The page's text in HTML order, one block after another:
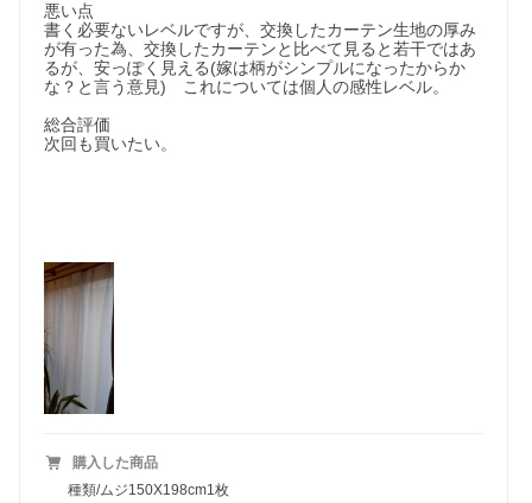
悪い点
書く必要ないレベルですが、交換したカーテン生地の厚み
が有った為、交換したカーテンと比べて見ると若干ではあ
るが、安っぽく見える(嫁は柄がシンプルになったからか
な？と言う意見)　これについては個人の感性レベル。
総合評価
次回も買いたい。
購入した商品
種類/ムジ150X198cm1枚